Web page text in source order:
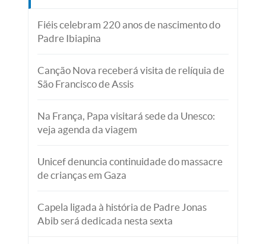
Fiéis celebram 220 anos de nascimento do
Padre Ibiapina
Canção Nova receberá visita de relíquia de
São Francisco de Assis
Na França, Papa visitará sede da Unesco:
veja agenda da viagem
Unicef denuncia continuidade do massacre
de crianças em Gaza
Capela ligada à história de Padre Jonas
Abib será dedicada nesta sexta